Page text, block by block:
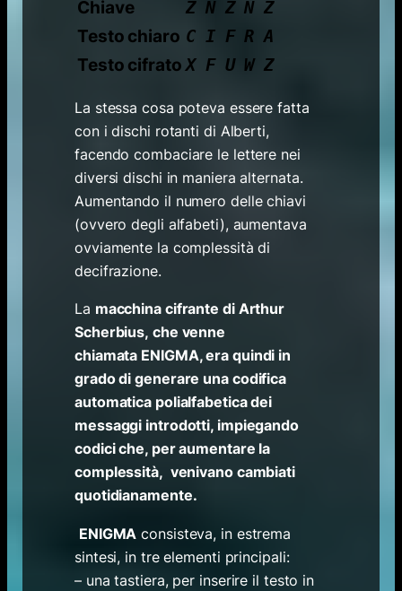
Chiave Z N Z N Z
Testo chiaro C I F R A
Testo cifrato X F U W Z
La stessa cosa poteva essere fatta
con i dischi rotanti di Alberti,
facendo combaciare le lettere nei
diversi dischi in maniera alternata.
Aumentando il numero delle chiavi
(ovvero degli alfabeti), aumentava
ovviamente la complessità di
decifrazione.
La macchina cifrante di Arthur
Scherbius, che venne
chiamata ENIGMA, era quindi in
grado di generare una codifica
automatica polialfabetica dei
messaggi introdotti, impiegando
codici che, per aumentare la
complessità, venivano cambiati
quotidianamente.
ENIGMA consisteva, in estrema
sintesi, in tre elementi principali:
– una tastiera, per inserire il testo in